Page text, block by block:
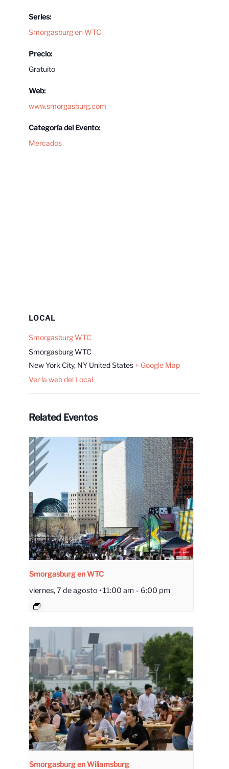
Series:
Smorgasburg en WTC
Precio:
Gratuito
Web:
www.smorgasburg.com
Categoría del Evento:
Mercados
LOCAL
Smorgasburg WTC
Smorgasburg WTC
New York City, NY United States + Google Map
Ver la web del Local
Related Eventos
Smorgasburg en WTC
viernes, 7 de agosto • 11:00 am - 6:00 pm
Smorgasburg en Wiliamsburg